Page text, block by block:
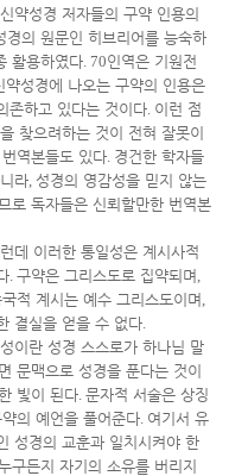
약성경 저자들의 구약 인용의
경의 원문인 히브리어를 능숙하
활용하였다. 70인역은 기원전
성경에 나오는 구약의 인용은
존하고 있다는 것이다. 이런 점
찾으려하는 것이 전혀 잘못이
역본들도 있다. 경건한 학자들
라, 성경의 영감성을 믿지 않는
로 독자들은 신뢰할만한 번역본
데 이러한 통일성은 계시사적
. 구약은 그리스도로 집약되며 ,
적 계시는 예수 그리스도이며 ,
결실을 얻을 수 없다.
이란 성경 스스로가 하나님 말
문맥으로 성경을 푼다는 것이
빛이 된다. 문자적 서술은 상징
의 예언을 풀어준다. 여기서 유
성경의 교훈과 일치시켜야 한
구든지 자기의 소유를 버리지